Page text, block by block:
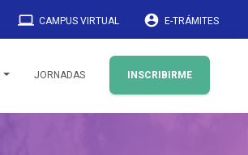
laptop CAMPUS VIRTUAL account_circle E-TRÁMITES
JORNADAS INSCRIBIRME